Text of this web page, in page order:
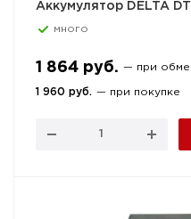
Аккумулятор DELTA
много
1 864 руб. — при
1 960 руб. — при покупке